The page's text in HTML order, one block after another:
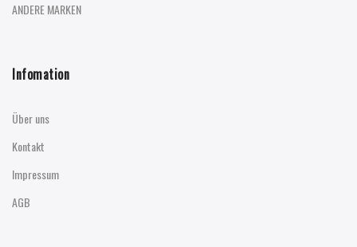
ANDERE MARKEN
Infomation
Über uns
Kontakt
Impressum
AGB